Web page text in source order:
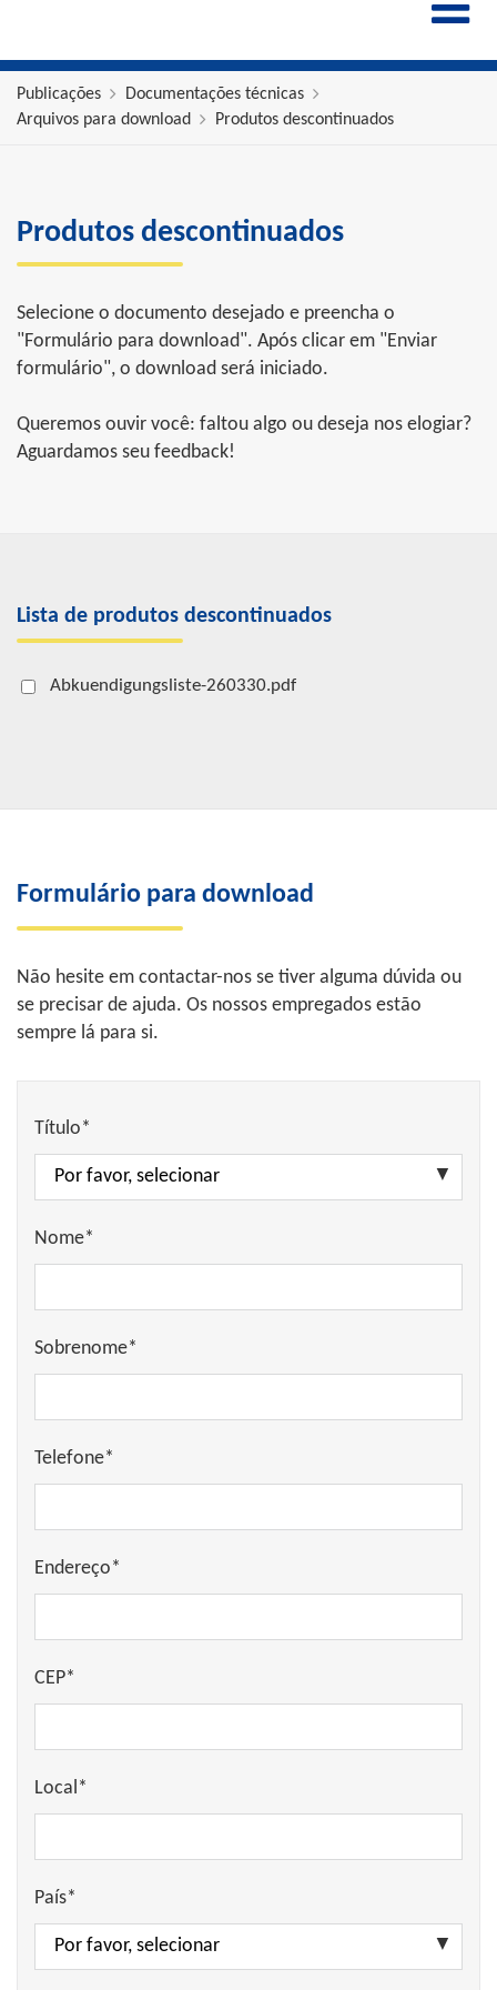
FRANÇAIS
Publicações
Documentações técnicas
Arquivos para download
Produtos descontinuados
Produtos descontinuados
Selecione o documento desejado e preencha o
"Formulário para download". Após clicar em "Enviar
formulário", o download será iniciado.
Queremos ouvir você: faltou algo ou deseja nos elogiar?
Aguardamos seu feedback!
Lista de produtos descontinuados
Abkuendigungsliste-260330.pdf
Formulário para download
Não hesite em contactar-nos se tiver alguma dúvida ou
se precisar de ajuda. Os nossos empregados estão
sempre lá para si.
Título*
Nome*
Sobrenome*
Telefone*
Endereço*
CEP*
Local*
País*